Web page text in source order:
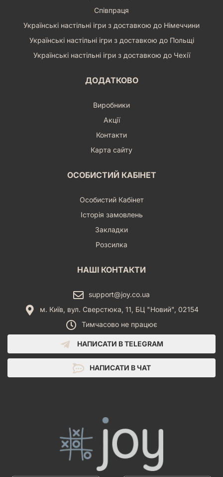
Співпраця
Українські настільні ігри з доставкою до Німеччини
Українські настільні ігри з доставкою до Польщі
Українські настільні ігри з доставкою до Чехії
ДОДАТКОВО
Виробники
Акції
Контакти
Карта сайту
ОСОБИСТИЙ КАБІНЕТ
Особистий Кабінет
Історія замовлень
Закладки
Розсилка
НАШІ КОНТАКТИ
support@joy.co.ua
м. Київ, вул. Сверстюка, 11, БЦ "Новий", 02154
Тимчасово не працює
НАПИСАТИ В TELEGRAM
НАПИСАТИ В ЧАТ